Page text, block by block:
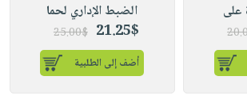
على الضبط الإداري لحما
21.25$
25.00$
أضف إلى الطلبية